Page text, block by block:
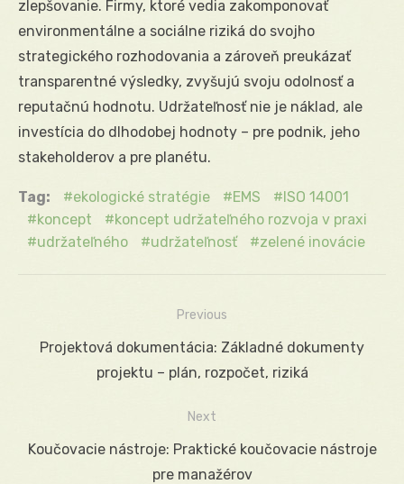
zlepšovanie. Firmy, ktoré vedia zakomponovať
environmentálne a sociálne riziká do svojho
strategického rozhodovania a zároveň preukázať
transparentné výsledky, zvyšujú svoju odolnosť a
reputačnú hodnotu. Udržateľnosť nie je náklad, ale
investícia do dlhodobej hodnoty – pre podnik, jeho
stakeholderov a pre planétu.
Tag: ekologické stratégie EMS
ISO 14001
koncept
koncept udržateľného rozvoja v praxi
udržateľného
udržateľnosť zelené inovácie
Navigácia
Previous
Previous
Projektová dokumentácia: Základné dokumenty
projektu – plán, rozpočet, riziká
Next
Next
Koučovacie nástroje: Praktické koučovacie nástroje
pre manažérov